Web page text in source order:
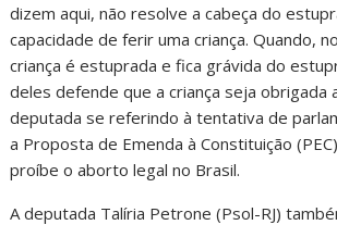
dizem aqui, não resolve a cabeça do
capacidade de ferir uma criança. Quando,
criança é estuprada e fica grávida do
deles defende que a criança seja obrigada
deputada se referindo à tentativa de
a Proposta de Emenda à Constituição
proíbe o aborto legal no Brasil.
A deputada Talíria Petrone (Psol-RJ)